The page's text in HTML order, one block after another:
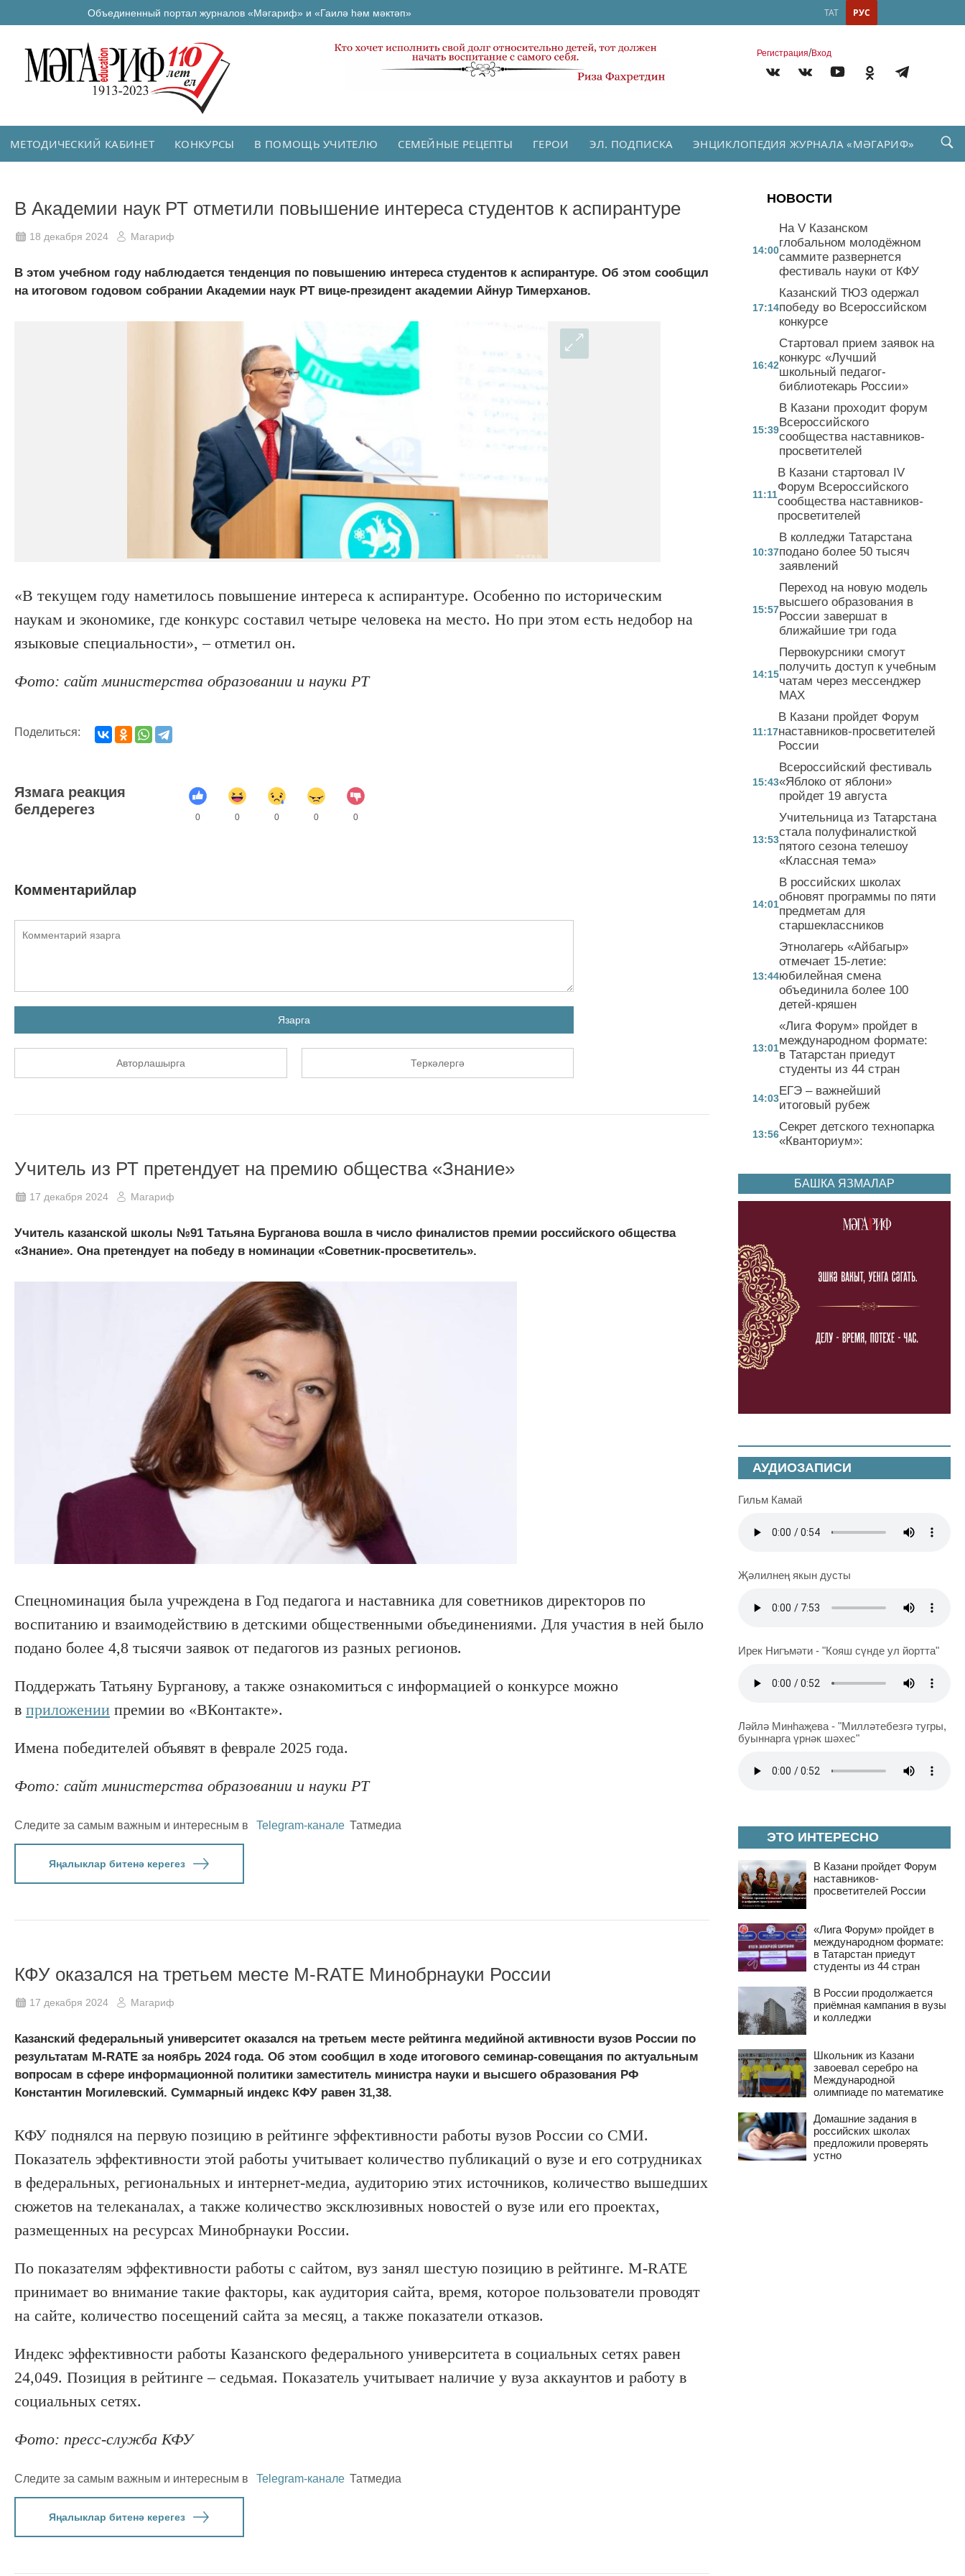
Объединенный портал журналов «Мәгариф» и «Гаилә һәм мәктәп» РУС
ТАТ
Регистрация/Вход
МЕТОДИЧЕСКИЙ КАБИНЕТ КОНКУРСЫ В ПОМОЩЬ УЧИТЕЛЮ СЕМЕЙНЫЕ РЕЦЕПТЫ ГЕРОИ ЭЛ. ПОДПИСКА ЭНЦИКЛОПЕДИЯ ЖУРНАЛА «МӘГАРИФ»
В Академии наук РТ отметили повышение интереса студентов к аспирантуре
18 декабря 2024 Магариф
В этом учебном году наблюдается тенденция по повышению интереса студентов к аспирантуре. Об этом сообщил
на итоговом годовом собрании Академии наук РТ вице-президент академии Айнур Тимерханов.
«В текущем году наметилось повышение интереса к аспирантуре. Особенно по историческим
наукам и экономике, где конкурс составил четыре человека на место. Но при этом есть недобор на
языковые специальности», – отметил он.
Фото: сайт министерства образовании и науки РТ
Поделиться:
Язмага реакция
белдерегез
0 0 0 0 0
Комментарийлар
Язарга
Авторлашырга Теркәлергә
Учитель из РТ претендует на премию общества «Знание»
17 декабря 2024 Магариф
Учитель казанской школы №91 Татьяна Бурганова вошла в число финалистов премии российского общества
«Знание». Она претендует на победу в номинации «Советник-просветитель».
Спецноминация была учреждена в Год педагога и наставника для советников директоров по
воспитанию и взаимодействию в детскими общественными объединениями. Для участия в ней было
подано более 4,8 тысячи заявок от педагогов из разных регионов.
Поддержать Татьяну Бурганову, а также ознакомиться с информацией о конкурсе можно
в приложении премии во «ВКонтакте».
Имена победителей объявят в феврале 2025 года.
Фото: сайт министерства образовании и науки РТ
Следите за самым важным и интересным в Telegram-канале Татмедиа
Яңалыклар битенә керегез
КФУ оказался на третьем месте M-RATE Минобрнауки России
17 декабря 2024 Магариф
Казанский федеральный университет оказался на третьем месте рейтинга медийной активности вузов России по
результатам M-RATE за ноябрь 2024 года. Об этом сообщил в ходе итогового семинар-совещания по актуальным
вопросам в сфере информационной политики заместитель министра науки и высшего образования РФ
Константин Могилевский. Суммарный индекс КФУ равен 31,38.
КФУ поднялся на первую позицию в рейтинге эффективности работы вузов России со СМИ.
Показатель эффективности этой работы учитывает количество публикаций о вузе и его сотрудниках
в федеральных, региональных и интернет-медиа, аудиторию этих источников, количество вышедших
сюжетов на телеканалах, а также количество эксклюзивных новостей о вузе или его проектах,
размещенных на ресурсах Минобрнауки России.
По показателям эффективности работы с сайтом, вуз занял шестую позицию в рейтинге. M-RATE
принимает во внимание такие факторы, как аудитория сайта, время, которое пользователи проводят
на сайте, количество посещений сайта за месяц, а также показатели отказов.
Индекс эффективности работы Казанского федерального университета в социальных сетях равен
24,049. Позиция в рейтинге – седьмая. Показатель учитывает наличие у вуза аккаунтов и работу в
социальных сетях.
Фото: пресс-служба КФУ
Следите за самым важным и интересным в Telegram-канале Татмедиа
Яңалыклар битенә керегез
НОВОСТИ
14:00
На V Казанском
глобальном молодёжном
саммите развернется
фестиваль науки от КФУ
17:14
Казанский ТЮЗ одержал
победу во Всероссийском
конкурсе
16:42
Стартовал прием заявок на
конкурс «Лучший
школьный педагог-
библиотекарь России»
15:39
В Казани проходит форум
Всероссийского
сообщества наставников-
просветителей
11:11
В Казани стартовал IV
Форум Всероссийского
сообщества наставников-
просветителей
10:37
В колледжи Татарстана
подано более 50 тысяч
заявлений
15:57
Переход на новую модель
высшего образования в
России завершат в
ближайшие три года
14:15
Первокурсники смогут
получить доступ к учебным
чатам через мессенджер
MAX
11:17
В Казани пройдет Форум
наставников-просветителей
России
15:43
Всероссийский фестиваль
«Яблоко от яблони»
пройдет 19 августа
13:53
Учительница из Татарстана
стала полуфиналисткой
пятого сезона телешоу
«Классная тема»
14:01
В российских школах
обновят программы по пяти
предметам для
старшеклассников
13:44
Этнолагерь «Айбагыр»
отмечает 15-летие:
юбилейная смена
объединила более 100
детей-кряшен
13:01
«Лига Форум» пройдет в
международном формате:
в Татарстан приедут
студенты из 44 стран
14:03
ЕГЭ – важнейший
итоговый рубеж
13:56
Секрет детского технопарка
«Кванториум»:
БАШКА ЯЗМАЛАР
ЭТО ИНТЕРЕСНО
В Казани пройдет Форум
наставников-
просветителей России
«Лига Форум» пройдет в
международном формате:
в Татарстан приедут
студенты из 44 стран
В России продолжается
приёмная кампания в вузы
и колледжи
Школьник из Казани
завоевал серебро на
Международной
олимпиаде по математике
Домашние задания в
российских школах
предложили проверять
устно
АУДИОЗАПИСИ
Гильм Камай
Җәлилнең якын дусты
Ирек Нигъмәти - "Кояш сүнде ул йортта"
Ләйлә Минһаҗева - "Милләтебезгә тугры,
буыннарга үрнәк шәхес"